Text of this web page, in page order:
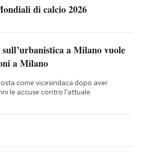
di calcio 2026
a Milano vuole
a Milano
come vicesindaca dopo aver
le accuse contro l'attuale